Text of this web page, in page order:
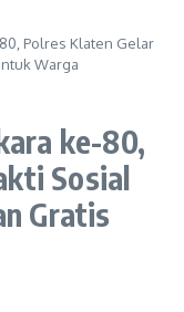
Polres Klaten Gelar
Warga
ke-80,
Sosial
Gratis